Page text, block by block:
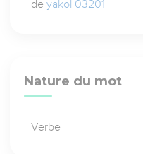
deyakol 03201
Nature du mot
Verbe